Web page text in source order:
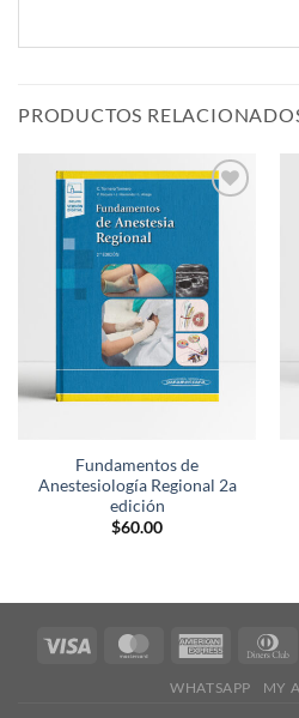
PRODUCTOS
deseos
Fundamentos de
Anestesiología Regional 2a
edición
$60.00
WHATSAPP MY